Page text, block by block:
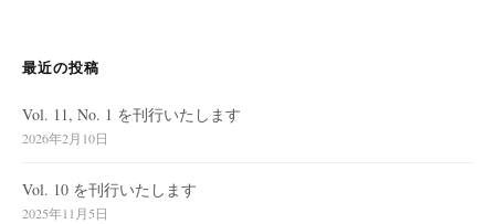
最近の投稿
Vol. 11, No. 1 を刊行いたします
2026年2月10日
Vol. 10 を刊行いたします
2025年11月5日